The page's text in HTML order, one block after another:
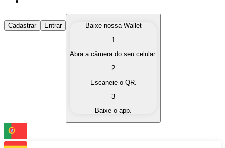
Comprar Criptomoedas
Compre as criptomoedas de seu interesse de forma
Converta suas criptomoedas em moeda fiduciária
Troque uma criptomoeda por outra
Cadastrar Entrar
Baixe nossa Wallet
1
Abra a câmera do seu celular.
2
Escaneie o QR.
3
Baixe o app.